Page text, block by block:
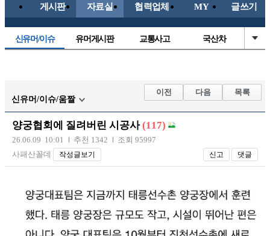
게시판 자료실 협력업체 MY 글쓰기
신유머/이슈 유머게시판 교통사고 국산차
자유사진 군사/무기
트럭/버스 항공/해운/철도
장착시공사진
신유머/이슈/움짤
이전 다음 목록
양궁협회에 질려버린 시공사 (117)
26.06.09 10:01 추천 1342
조회 95997
사패산꼴데
작성글보기 신고 댓글